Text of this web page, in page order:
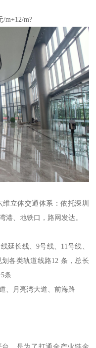
/m+12/m?
立体交通体系：依托深圳
港、地铁口，路网发达。
延长线、9号线、11号线、
各类轨道线路12 条，总长
条
、月亮湾大道、前海路